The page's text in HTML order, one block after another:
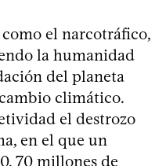
el narcotráfico,
la humanidad
del planeta
climático.
el destrozo
en el que un
70 millones de